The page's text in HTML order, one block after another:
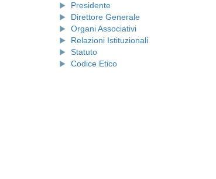
Presidente
Direttore Generale
Organi Associativi
Relazioni Istituzionali
Statuto
Codice Etico